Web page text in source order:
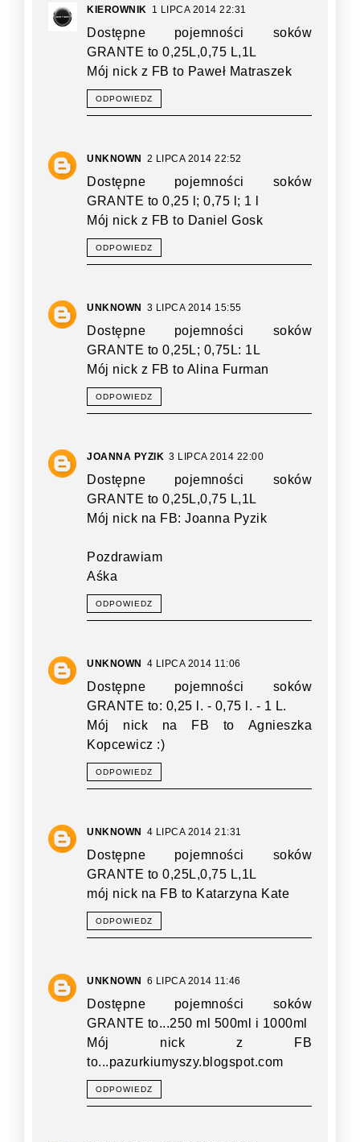
KIEROWNIK 1 LIPCA 2014 22:31
Dostępne pojemności soków
GRANTE to 0,25L,0,75 L,1L
Mój nick z FB to Paweł Matraszek
ODPOWIEDZ
UNKNOWN 2 LIPCA 2014 22:52
Dostępne pojemności soków
GRANTE to 0,25 l; 0,75 l; 1 l
Mój nick z FB to Daniel Gosk
ODPOWIEDZ
UNKNOWN 3 LIPCA 2014 15:55
Dostępne pojemności soków
GRANTE to 0,25L; 0,75L: 1L
Mój nick z FB to Alina Furman
ODPOWIEDZ
JOANNA PYZIK 3 LIPCA 2014 22:00
Dostępne pojemności soków
GRANTE to 0,25L,0,75 L,1L
Mój nick na FB: Joanna Pyzik
Pozdrawiam
Aśka
ODPOWIEDZ
UNKNOWN 4 LIPCA 2014 11:06
Dostępne pojemności soków
GRANTE to: 0,25 l. - 0,75 l. - 1 L.
Mój nick na FB to Agnieszka
Kopcewicz :)
ODPOWIEDZ
UNKNOWN 4 LIPCA 2014 21:31
Dostępne pojemności soków
GRANTE to 0,25L,0,75 L,1L
mój nick na FB to Katarzyna Kate
ODPOWIEDZ
UNKNOWN 6 LIPCA 2014 11:46
Dostępne pojemności soków
GRANTE to...250 ml 500ml i 1000ml
Mój nick z FB
to...pazurkiumyszy.blogspot.com
ODPOWIEDZ